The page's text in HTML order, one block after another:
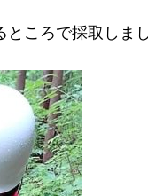
ところで採取しま